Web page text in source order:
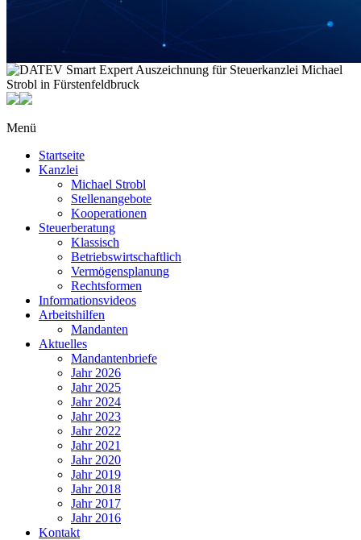
Menü
Startseite
Kanzlei
Michael Strobl
Stellenangebote
Kooperationen
Steuerberatung
Klassisch
Betriebswirtschaftlich
Vermögensplanung
Rechtsformen
Informationsvideos
Arbeitshilfen
Mandanten
Aktuelles
Mandantenbriefe
Jahr 2026
Jahr 2025
Jahr 2024
Jahr 2023
Jahr 2022
Jahr 2021
Jahr 2020
Jahr 2019
Jahr 2018
Jahr 2017
Jahr 2016
Kontakt